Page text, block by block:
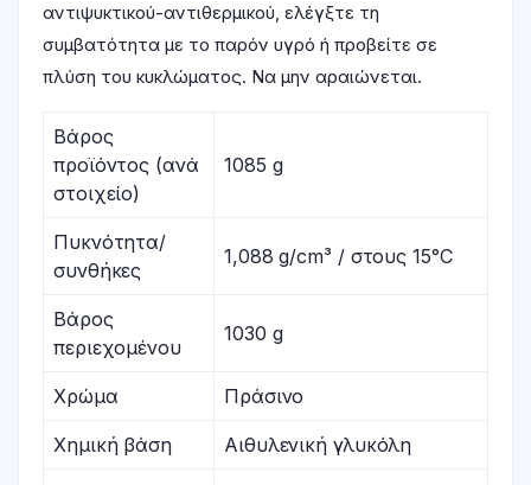
αντιψυκτικού-αντιθερμικού, ελέγξτε τη
συμβατότητα με το παρόν υγρό ή προβείτε σε
πλύση του κυκλώματος. Να μην αραιώνεται.
Βάρος
προϊόντος (ανά
στοιχείο)
1085 g
Πυκνότητα/
συνθήκες
1,088 g/cm³ / στους 15°C
Βάρος
περιεχομένου
1030 g
Χρώμα Πράσινο
Χημική βάση Αιθυλενική γλυκόλη